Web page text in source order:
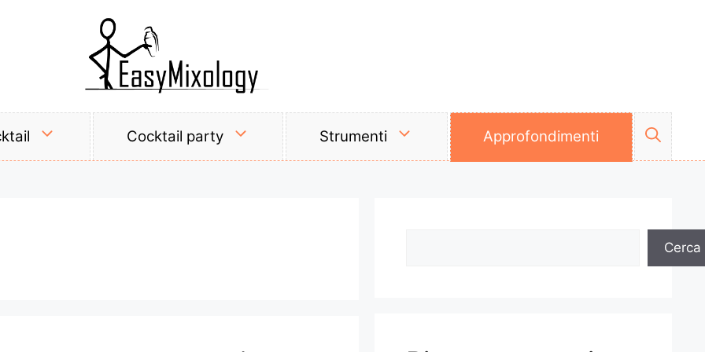
Cocktail party Strumenti Approfondimenti
Cerca